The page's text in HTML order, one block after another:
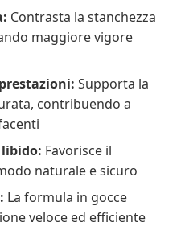
Contrasta la stanchezza
maggiore vigore
Supporta la
contribuendo a
Favorisce il
naturale e sicuro
La formula in gocce
veloce ed efficiente